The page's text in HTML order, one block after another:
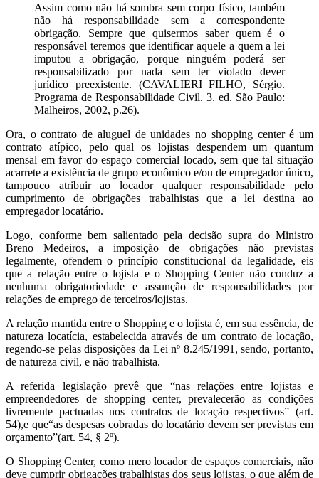
Assim como não há sombra sem corpo físico, também
não há responsabilidade sem a correspondente
obrigação. Sempre que quisermos saber quem é o
responsável teremos que identificar aquele a quem a lei
imputou a obrigação, porque ninguém poderá ser
responsabilizado por nada sem ter violado dever
jurídico preexistente. (CAVALIERI FILHO, Sérgio.
Programa de Responsabilidade Civil. 3. ed. São Paulo:
Malheiros, 2002, p.26).
Ora, o contrato de aluguel de unidades no shopping center é um
contrato atípico, pelo qual os lojistas despendem um quantum
mensal em favor do espaço comercial locado, sem que tal situação
acarrete a existência de grupo econômico e/ou de empregador único,
tampouco atribuir ao locador qualquer responsabilidade pelo
cumprimento de obrigações trabalhistas que a lei destina ao
empregador locatário.
Logo, conforme bem salientado pela decisão supra do Ministro
Breno Medeiros, a imposição de obrigações não previstas
legalmente, ofendem o princípio constitucional da legalidade, eis
que a relação entre o lojista e o Shopping Center não conduz a
nenhuma obrigatoriedade e assunção de responsabilidades por
relações de emprego de terceiros/lojistas.
A relação mantida entre o Shopping e o lojista é, em sua essência, de
natureza locatícia, estabelecida através de um contrato de locação,
regendo-se pelas disposições da Lei nº 8.245/1991, sendo, portanto,
de natureza civil, e não trabalhista.
A referida legislação prevê que “nas relações entre lojistas e
empreendedores de shopping center, prevalecerão as condições
livremente pactuadas nos contratos de locação respectivos” (art.
54),e que“as despesas cobradas do locatário devem ser previstas em
orçamento”(art. 54, § 2º).
O Shopping Center, como mero locador de espaços comerciais, não
deve cumprir obrigações trabalhistas dos seus lojistas, o que além de